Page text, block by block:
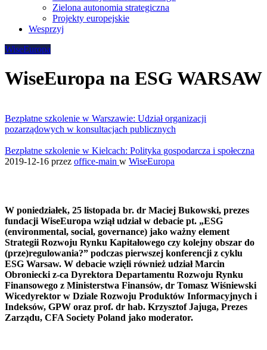
Zielona autonomia strategiczna
Projekty europejskie
Wesprzyj
WiseEuropa
WiseEuropa na ESG WARSAW
Bezpłatne szkolenie w Warszawie: Udział organizacji
pozarządowych w konsultacjach publicznych
Bezpłatne szkolenie w Kielcach: Polityka gospodarcza i społeczna
2019-12-16 przez office-main w WiseEuropa
W poniedziałek, 25 listopada br. dr Maciej Bukowski, prezes
fundacji WiseEuropa wziął udział w debacie pt. „ESG
(environmental, social, governance) jako ważny element
Strategii Rozwoju Rynku Kapitałowego czy kolejny obszar do
(prze)regulowania?” podczas pierwszej konferencji z cyklu
ESG Warsaw. W debacie wzięli również udział Marcin
Obroniecki z-ca Dyrektora Departamentu Rozwoju Rynku
Finansowego z Ministerstwa Finansów, dr Tomasz Wiśniewski
Wicedyrektor w Dziale Rozwoju Produktów Informacyjnych i
Indeksów, GPW oraz prof. dr hab. Krzysztof Jajuga, Prezes
Zarządu, CFA Society Poland jako moderator.